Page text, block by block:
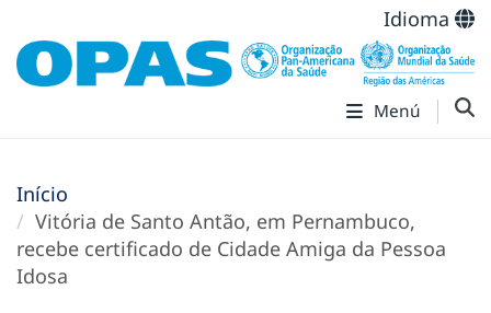
Idioma
Menú
Início
Vitória de Santo Antão, em Pernambuco,
recebe certificado de Cidade Amiga da Pessoa
Idosa